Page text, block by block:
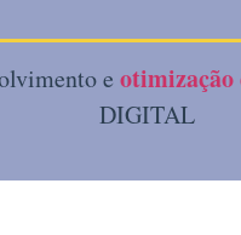
e otimização
DIGITAL